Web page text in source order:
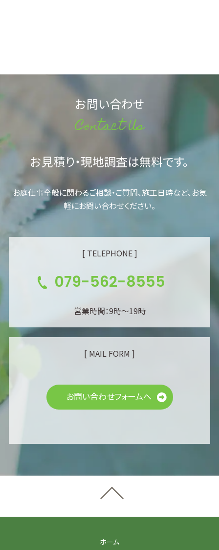
お問い合わせ
Contact Us
お見積り・現地調査は無料です。
お庭仕事全般に関わるご相談・ご質問、施工日時など、お気
軽にお問い合わせください。
[ TELEPHONE ]
079-562-8555
営業時間：9時～19時
[ MAIL FORM ]
お問い合わせフォームへ
ホーム